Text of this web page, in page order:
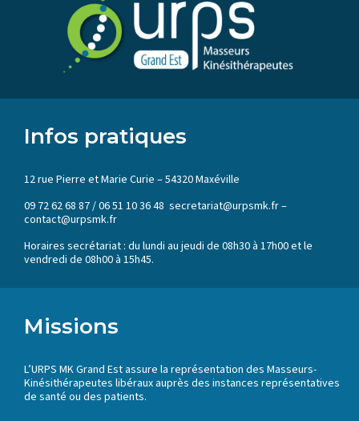
Infos pratiques
12 rue Pierre et Marie Curie – 54320 Maxéville
09 72 62 68 87 / 06 51 10 36 48 secretariat@urpsmk.fr –
contact@urpsmk.fr
Horaires secrétariat : du lundi au jeudi de 08h30 à 17h00 et le
vendredi de 08h00 à 15h45.
Missions
L’URPS MK Grand Est assure la représentation des Masseurs-
Kinésithérapeutes libéraux auprès des instances représentatives
de santé ou des patients.